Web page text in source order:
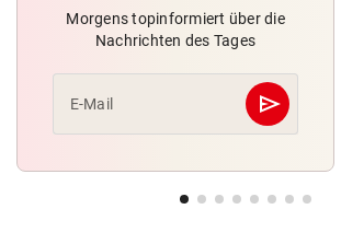
Morgens topinformiert über die
Nachrichten des Tages
E-Mail send
Abschicken